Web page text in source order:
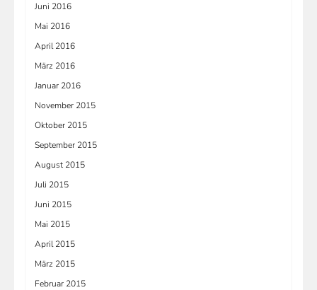
Juni 2016
Mai 2016
April 2016
März 2016
Januar 2016
November 2015
Oktober 2015
September 2015
August 2015
Juli 2015
Juni 2015
Mai 2015
April 2015
März 2015
Februar 2015